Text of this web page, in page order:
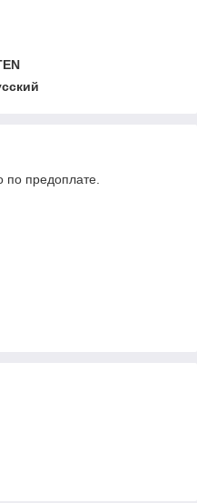
по предоплате.